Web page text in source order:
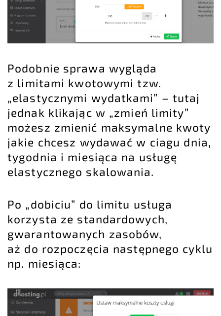
Podobnie sprawa wygląda
z limitami kwotowymi tzw.
„elastycznymi wydatkami” – tutaj
jednak klikając w „zmień limity”
możesz zmienić maksymalne kwoty
jakie chcesz wydawać w ciagu dnia,
tygodnia i miesiąca na usługę
elastycznego skalowania.
Po „dobiciu” do limitu usługa
korzysta ze standardowych,
gwarantowanych zasobów,
aż do rozpoczęcia następnego cyklu
np. miesiąca: